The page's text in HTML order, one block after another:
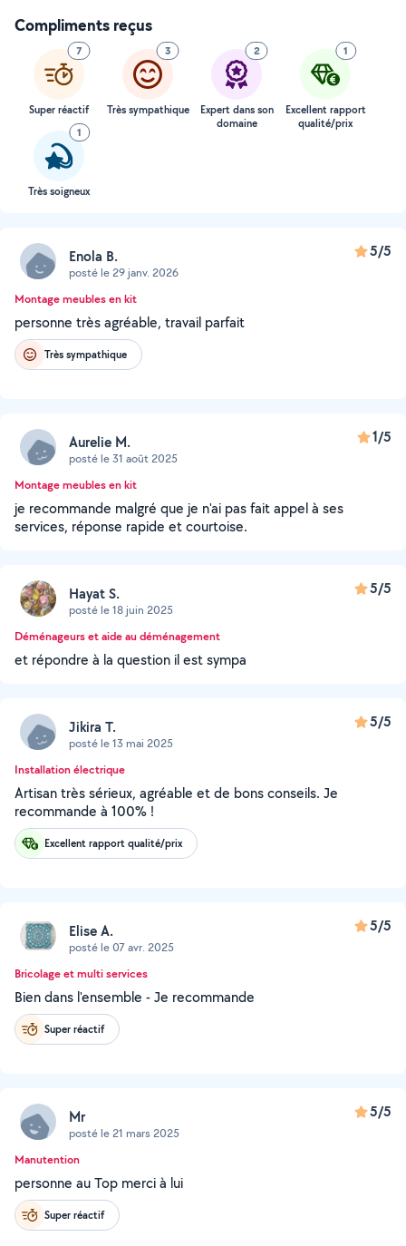
Compliments reçus
7
Super réactif
3
Très sympathique
2
Expert dans son
domaine
1
Excellent rapport
qualité/prix
1
Très soigneux
Enola B.
posté le 29 janv. 2026
5/5
Montage meubles en kit
personne très agréable, travail parfait
Très sympathique
Aurelie M.
posté le 31 août 2025
1/5
Montage meubles en kit
je recommande malgré que je n'ai pas fait appel à ses
services, réponse rapide et courtoise.
Hayat S.
posté le 18 juin 2025
5/5
Déménageurs et aide au déménagement
et répondre à la question il est sympa
Jikira T.
posté le 13 mai 2025
5/5
Installation électrique
Artisan très sérieux, agréable et de bons conseils. Je
recommande à 100% !
Excellent rapport qualité/prix
Elise A.
posté le 07 avr. 2025
5/5
Bricolage et multi services
Bien dans l'ensemble - Je recommande
Super réactif
Mr
posté le 21 mars 2025
5/5
Manutention
personne au Top merci à lui
Super réactif